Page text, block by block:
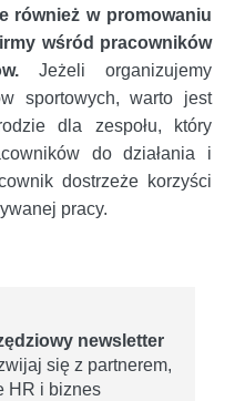
również w promowaniu
wśród pracowników
Jeżeli organizujemy
sportowych, warto jest
dla zespołu, który
do działania i
dostrzeże korzyści
pracy.
newsletter
się z partnerem,
HR i biznes